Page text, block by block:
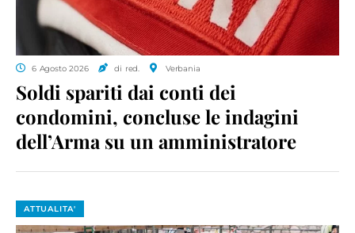
6 Agosto 2026 di red. Verbania
Soldi spariti dai conti dei
condomini, concluse le indagini
dell’Arma su un amministratore
ATTUALITA'